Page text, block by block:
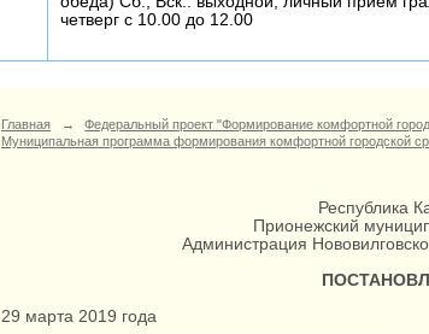
четверг с 10.00 до 12.00
Главная → Федеральный проект "Формирование комфортной
Муниципальная программа формирования комфортной городской
Республика
Прионежский
Администрация
29 марта